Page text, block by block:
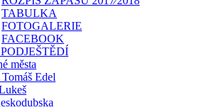
TABULKA
FOTOGALERIE
FACEBOOK
města
Edel